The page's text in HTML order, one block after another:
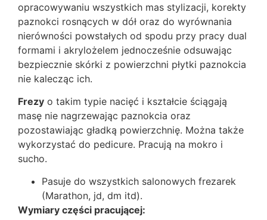
opracowywaniu wszystkich mas stylizacji, korekty
paznokci rosnących w dół oraz do wyrównania
nierówności powstałych od spodu przy pracy dual
formami i akrylożelem jednocześnie odsuwając
bezpiecznie skórki z powierzchni płytki paznokcia
nie kalecząc ich.
Frezy o takim typie nacięć i kształcie ściągają
masę nie nagrzewając paznokcia oraz
pozostawiając gładką powierzchnię. Można także
wykorzystać do pedicure. Pracują na mokro i
sucho.
Pasuje do wszystkich salonowych frezarek
(Marathon, jd, dm itd).
Wymiary części pracującej: